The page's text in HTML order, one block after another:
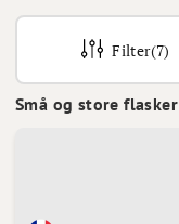
Små og store flasker
Filter(7)